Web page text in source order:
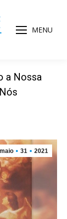
MENU
a Nossa
maio 31 2021